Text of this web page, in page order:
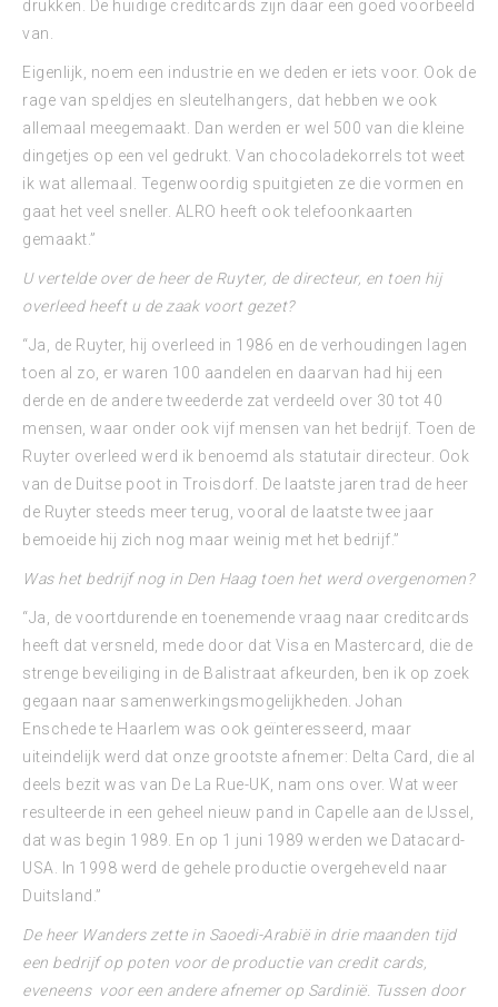
drukken. De huidige creditcards zijn daar een goed voorbeeld
van.
Eigenlijk, noem een industrie en we deden er iets voor. Ook de
rage van speldjes en sleutelhangers, dat hebben we ook
allemaal meegemaakt. Dan werden er wel 500 van die kleine
dingetjes op een vel gedrukt. Van chocoladekorrels tot weet
ik wat allemaal. Tegenwoordig spuitgieten ze die vormen en
gaat het veel sneller. ALRO heeft ook telefoonkaarten
gemaakt.”
U vertelde over de heer de Ruyter, de directeur, en toen hij
overleed heeft u de zaak voort gezet?
“Ja, de Ruyter, hij overleed in 1986 en de verhoudingen lagen
toen al zo, er waren 100 aandelen en daarvan had hij een
derde en de andere tweederde zat verdeeld over 30 tot 40
mensen, waar onder ook vijf mensen van het bedrijf. Toen de
Ruyter overleed werd ik benoemd als statutair directeur. Ook
van de Duitse poot in Troisdorf. De laatste jaren trad de heer
de Ruyter steeds meer terug, vooral de laatste twee jaar
bemoeide hij zich nog maar weinig met het bedrijf.”
Was het bedrijf nog in Den Haag toen het werd overgenomen?
“Ja, de voortdurende en toenemende vraag naar creditcards
heeft dat versneld, mede door dat Visa en Mastercard, die de
strenge beveiliging in de Balistraat afkeurden, ben ik op zoek
gegaan naar samenwerkingsmogelijkheden. Johan
Enschede te Haarlem was ook geïnteresseerd, maar
uiteindelijk werd dat onze grootste afnemer: Delta Card, die al
deels bezit was van De La Rue-UK, nam ons over. Wat weer
resulteerde in een geheel nieuw pand in Capelle aan de IJssel,
dat was begin 1989. En op 1 juni 1989 werden we Datacard-
USA. In 1998 werd de gehele productie overgeheveld naar
Duitsland.”
De heer Wanders zette in Saoedi-Arabië in drie maanden tijd
een bedrijf op poten voor de productie van credit cards,
eveneens voor een andere afnemer op Sardinië. Tussen door